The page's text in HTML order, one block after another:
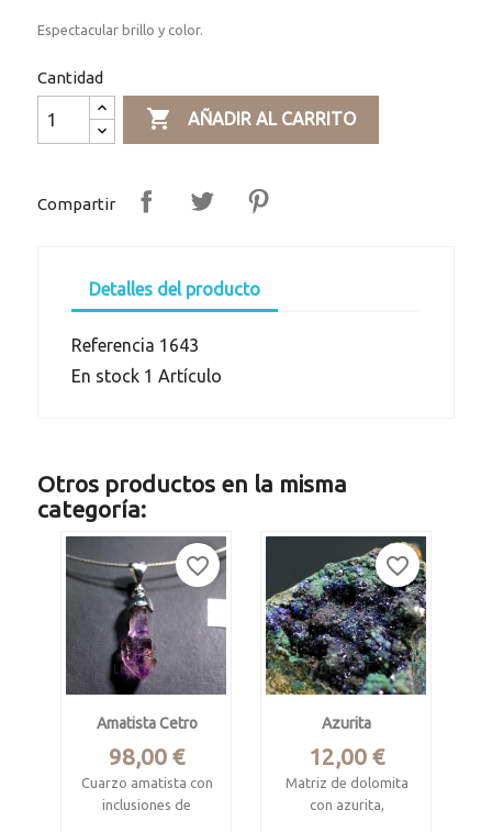
Espectacular brillo y color.
Cantidad
 AÑADIR AL CARRITO
Compartir
Detalles del producto
Referencia 1643
En stock 1 Artículo
Otros productos en la misma
categoría:
Amatista Cetro
Precio
98,00 €
Cuarzo amatista con
inclusiones de
favorite_border
Azurita
Precio
12,00 €
Matriz de dolomita
con azurita,
favorite_border